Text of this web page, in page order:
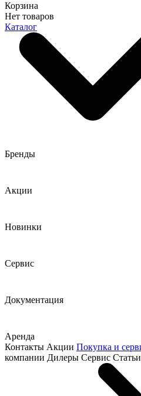
Корзина
Нет товаров
Каталог
Бренды
Акции
Новинки
Сервис
Документация
Аренда
Контакты Акции Покупка и
компании Дилеры Сервис Статьи